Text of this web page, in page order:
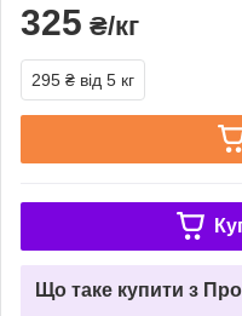
325 ₴/кг
295 ₴ від 5 кг
Що таке купити з